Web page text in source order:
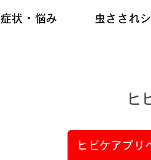
症状・悩み 虫さされ
ヒ
ヒビケアプ